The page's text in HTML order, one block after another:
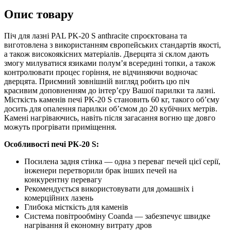
Опис товару
Піч для лазні PAL PK-20 S anthracite спроєктована та
виготовлена з використанням європейських стандартів якості,
а також високоякісних матеріалів. Дверцята зі склом дають
змогу милуватися язиками полум’я всередині топки, а також
контролювати процес горіння, не відчиняючи водночас
дверцята. Приємний зовнішній вигляд робить цю піч
красивим доповненням до інтер’єру Вашої парилки та лазні.
Місткість каменів печі PK-20 S становить 60 кг, такого об’єму
досить для опалення парилки об’ємом до 20 кубічних метрів.
Камені нагріваючись, навіть після загасання вогню ще довго
можуть прогрівати приміщення.
Особливості печі PК-20 S:
Посилена задня стінка — одна з переваг печей цієї серії,
інженери перетворили брак інших печей на
конкурентну перевагу
Рекомендується використовувати для домашніх і
комерційних лазень
Глибока місткість для каменів
Система повітрообміну Coanda — забезпечує швидке
нагрівання й економну витрату дров